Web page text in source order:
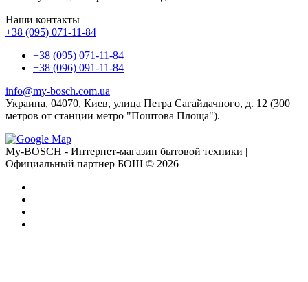
Наши контакты
+38 (095) 071-11-84
+38 (095) 071-11-84
+38 (096) 091-11-84
info@my-bosch.com.ua
Украина, 04070, Киев, улица Петра Сагайдачного, д. 12 (300
метров от станции метро "Поштова Площа").
My-BOSCH - Интернет-магазин бытовой техники |
Официальный партнер БОШ © 2026